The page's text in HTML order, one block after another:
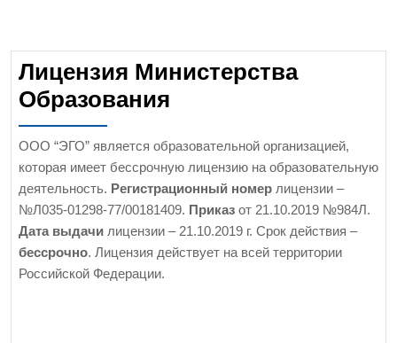
Лицензия Министерства
Образования
ООО “ЭГО” является образовательной организацией,
которая имеет бессрочную лицензию на образовательную
деятельность. Регистрационный номер лицензии –
№Л035-01298-77/00181409. Приказ от 21.10.2019 №984Л.
Дата выдачи лицензии – 21.10.2019 г. Срок действия –
бессрочно. Лицензия действует на всей территории
Российской Федерации.